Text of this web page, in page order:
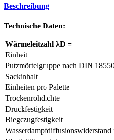
Einheit
Sackinhalt
Einheiten pro Palette
Trockenrohdichte
Druckfestigkeit
Biegezugfestigkeit
Wasserdampfdiffusionswiderstand µ
Elastizitätsmodul
Baustoffklasse
Wasseraufnahmekoeffizient